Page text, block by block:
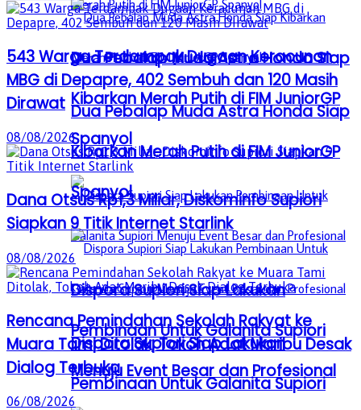
Dua Pebalap Muda Astra Honda Siap
Kibarkan Merah Putih di FIM JuniorGP
Spanyol
Dispora Supiori Siap Lakukan
Pembinaan Untuk Galanita Supiori
Menuju Event Besar dan Profesional
Dua Pebalap Muda Astra Honda Siap
Kibarkan Merah Putih di FIM JuniorGP
Spanyol
Dispora Supiori Siap Lakukan
Pembinaan Untuk Galanita Supiori
543 Warga Terdampak Dugaan Keracunan
MBG di Depapre, 402 Sembuh dan 120 Masih
Dirawat
08/08/2026
Dana Otsus Rp1,3 Miliar, Diskominfo Supiori
Siapkan 9 Titik Internet Starlink
08/08/2026
Rencana Pemindahan Sekolah Rakyat ke
Muara Tami Ditolak, Tokoh Adat Maribu Desak
Dialog Terbuka
06/08/2026